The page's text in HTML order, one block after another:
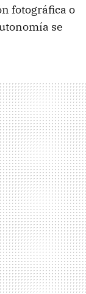
fotográfica o
se